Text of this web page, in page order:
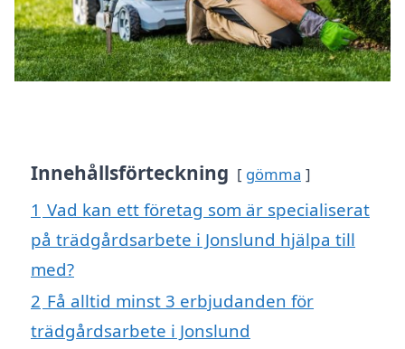
Innehållsförteckning gömma
1 Vad kan ett företag som är specialiserat
på trädgårdsarbete i Jonslund hjälpa till
med?
2 Få alltid minst 3 erbjudanden för
trädgårdsarbete i Jonslund